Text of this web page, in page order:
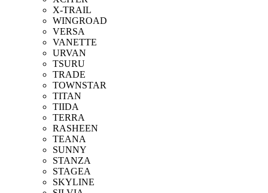
X-TRAIL
WINGROAD
VERSA
VANETTE
URVAN
TSURU
TRADE
TOWNSTAR
TITAN
TIIDA
TERRA
RASHEEN
TEANA
SUNNY
STANZA
STAGEA
SKYLINE